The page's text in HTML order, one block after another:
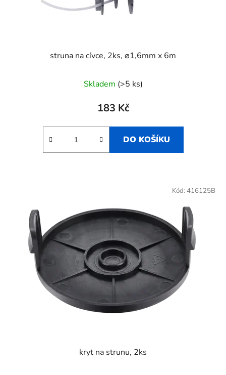
struna na cívce, 2ks, ⌀1,6mm x 6m
Skladem (>5 ks)
183 Kč
DO KOŠÍKU
kryt na strunu, 2ks
Kód: 416125B